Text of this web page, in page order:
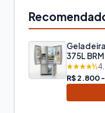
375L
★★★★½
R$ 2.800